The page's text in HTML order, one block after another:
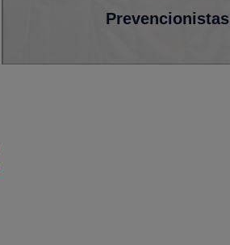
Prevencionistas